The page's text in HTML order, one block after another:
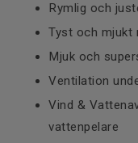
Rymlig och
Tyst och mjukt
Mjuk och
Ventilation
Vind &
vattenpelare